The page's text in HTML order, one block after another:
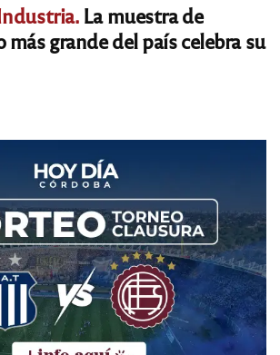
La muestra de
más grande del país celebra su